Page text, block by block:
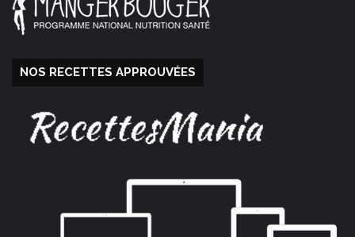
NOS RECETTES APPROUVÉES